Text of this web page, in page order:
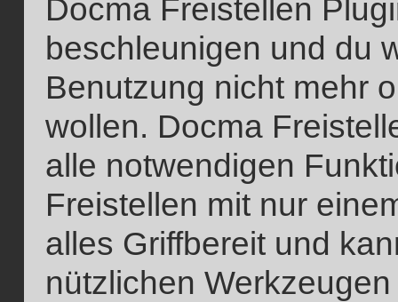
Docma Freistellen
beschleunigen und du
Benutzung nicht mehr
wollen. Docma
alle notwendigen
Freistellen mit nur
alles Griffbereit und
nützlichen